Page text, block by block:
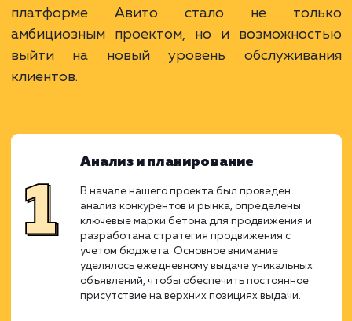
Ход работ
ключевым материалом, и его поставка
точности, оперативности и
условиях высокой конкурентной
рынке Москвы и Московской
продвижение услуги поставки
платформе Авито стало не
амбициозным проектом, но и
выйти на новый уровень